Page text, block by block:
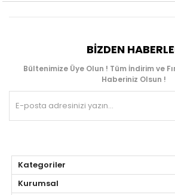
BIZDEN
Bültenimize Üye Olun ! Tüm İndirim ve
Haberiniz Olsun !
Kategoriler
Kurumsal